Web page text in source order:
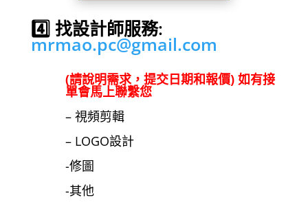
4️⃣ 找設計師服務:
mrmao.pc@gmail.com
(請說明需求，提交日期和報價) 如有接
單會馬上聯繫您
– 視頻剪輯
– LOGO設計
-修圖
-其他